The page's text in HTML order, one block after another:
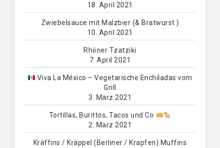
18. April 2021
Zwiebelsauce mit Malzbier (& Bratwurst )
10. April 2021
Rhöner Tzatziki
7. April 2021
Viva La México – Vegetarische Enchiladas vom
Grill
3. März 2021
Tortillas, Burittos, Tacos und Co
2. März 2021
Kräffins / Kräppel (Berliner / Krapfen) Muffins